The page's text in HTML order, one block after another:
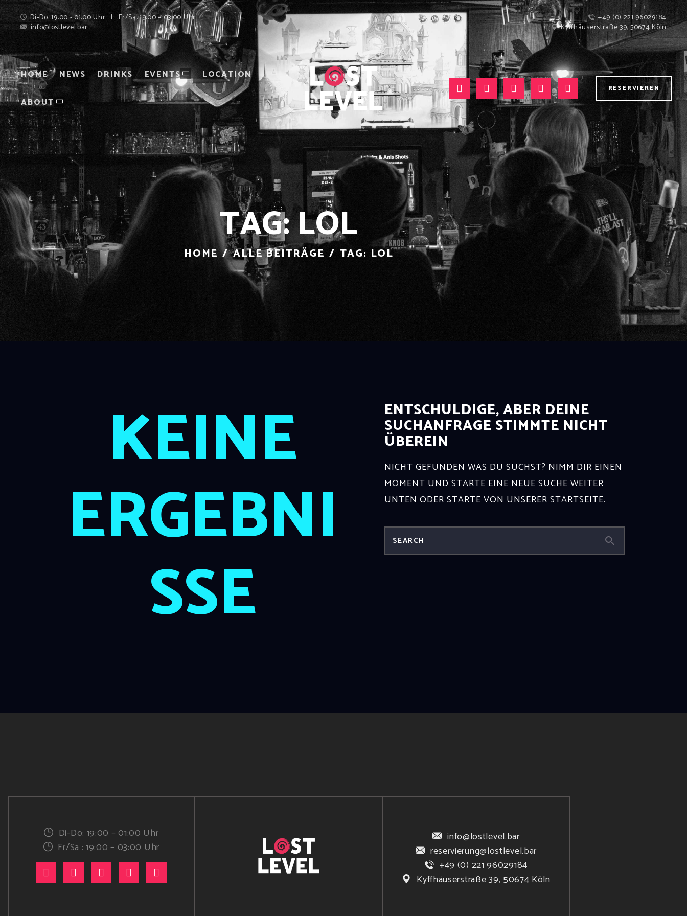
Di-Do: 19:00 - 01:00 Uhr | Fr/Sa: 19:00 – 03:00 Uhr
info@lostlevel.bar
+49 (0) 221 96029184
Kyffhäuserstraße 39, 50674 Köln
HOME NEWS DRINKS EVENTS LOCATION
ABOUT
RESERVIEREN
TAG: LOL
HOME ALLE BEITRÄGE TAG: LOL
HOME
NEWS
DRINKS
EVENTS
LOCATION
ABOUT
RESERVIERUNG
KEINE
ERGEBNI
SSE
ENTSCHULDIGE, ABER DEINE
SUCHANFRAGE STIMMTE NICHT
ÜBEREIN
NICHT GEFUNDEN WAS DU SUCHST? NIMM DIR EINEN
MOMENT UND STARTE EINE NEUE SUCHE WEITER
UNTEN ODER STARTE VON UNSERER STARTSEITE.
Di-Do: 19:00 – 01:00 Uhr
Fr/Sa : 19:00 – 03:00 Uhr
info@lostlevel.bar
reservierung@lostlevel.bar
+49 (0) 221 96029184
Kyffhäuserstraße 39, 50674 Köln